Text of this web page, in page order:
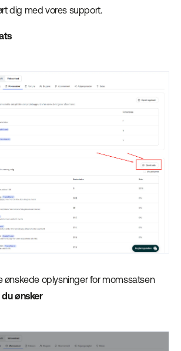
dig med vores support.
ønskede oplysninger for momssatsen
ønsker